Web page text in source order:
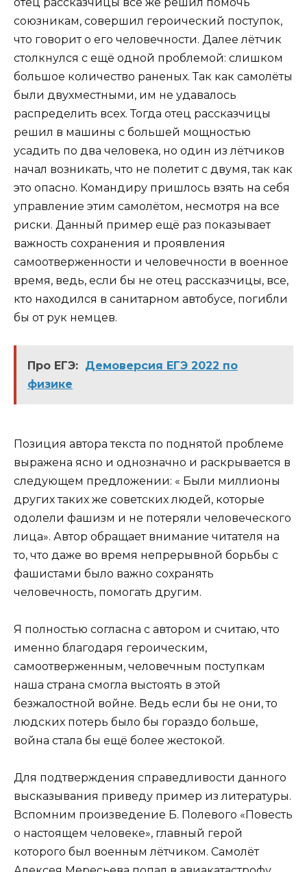
союзникам, совершил героический поступок,
что говорит о его человечности. Далее лётчик
столкнулся с ещё одной проблемой: слишком
большое количество раненых. Так как самолёты
были двухместными, им не удавалось
распределить всех. Тогда отец рассказчицы
решил в машины с большей мощностью
усадить по два человека, но один из лётчиков
начал возникать, что не полетит с двумя, так как
это опасно. Командиру пришлось взять на себя
управление этим самолётом, несмотря на все
риски. Данный пример ещё раз показывает
важность сохранения и проявления
самоотверженности и человечности в военное
время, ведь, если бы не отец рассказчицы, все,
кто находился в санитарном автобусе, погибли
бы от рук немцев.
Про ЕГЭ: Демоверсия ЕГЭ 2022 по
физике
Позиция автора текста по поднятой проблеме
выражена ясно и однозначно и раскрывается в
следующем предложении: « Были миллионы
других таких же советских людей, которые
одолели фашизм и не потеряли человеческого
лица». Автор обращает внимание читателя на
то, что даже во время непрерывной борьбы с
фашистами было важно сохранять
человечность, помогать другим.
Я полностью согласна с автором и считаю, что
именно благодаря героическим,
самоотверженным, человечным поступкам
наша страна смогла выстоять в этой
безжалостной войне. Ведь если бы не они, то
людских потерь было бы гораздо больше,
война стала бы ещё более жестокой.
Для подтверждения справедливости данного
высказывания приведу пример из литературы.
Вспомним произведение Б. Полевого «Повесть
о настоящем человеке», главный герой
которого был военным лётчиком. Самолёт